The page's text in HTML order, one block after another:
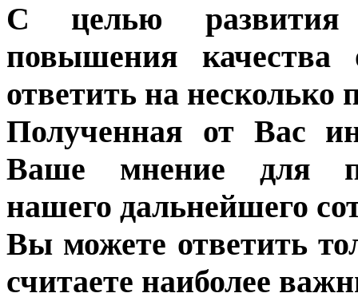
С целью развития
повышения качества
ответить на несколько
Полученная от Вас
Ваше мнение для
нашего дальнейшего
Вы можете ответить
считаете наиболее